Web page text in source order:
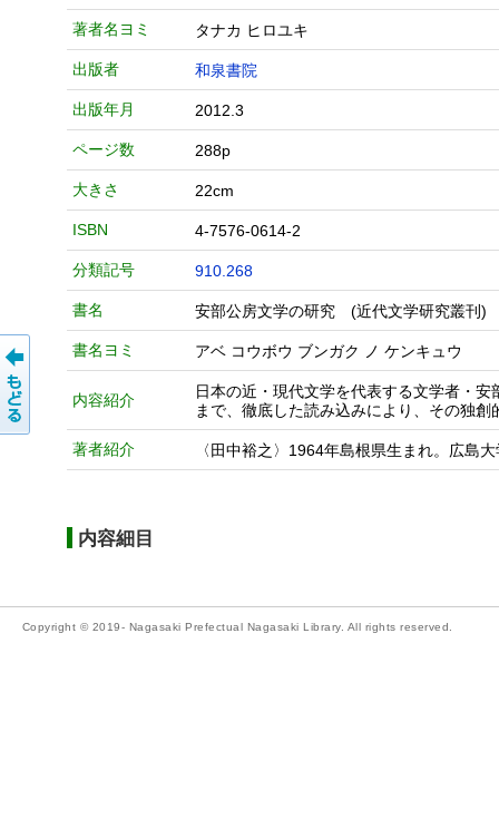
著者名ヨミ タナカ ヒロユキ
出版者 和泉書院
出版年月 2012.3
ページ数 288p
大きさ 22cm
ISBN 4-7576-0614-2
分類記号 910.268
書名 安部公房文学の研究 (近代文学研究叢刊)
書名ヨミ アベ コウボウ ブンガク ノ ケンキュウ
内容紹介
日本の近・現代文学を代表する文学者・
まで、徹底した読み込みにより、その独
著者紹介 〈田中裕之〉1964年島根県生まれ。広島
内容細目
Copyright © 2019- Nagasaki Prefectual Nagasaki Library. All rights reserved.